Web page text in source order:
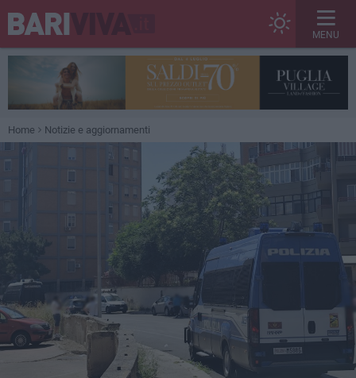
MENU
Home Notizie e aggiornamenti